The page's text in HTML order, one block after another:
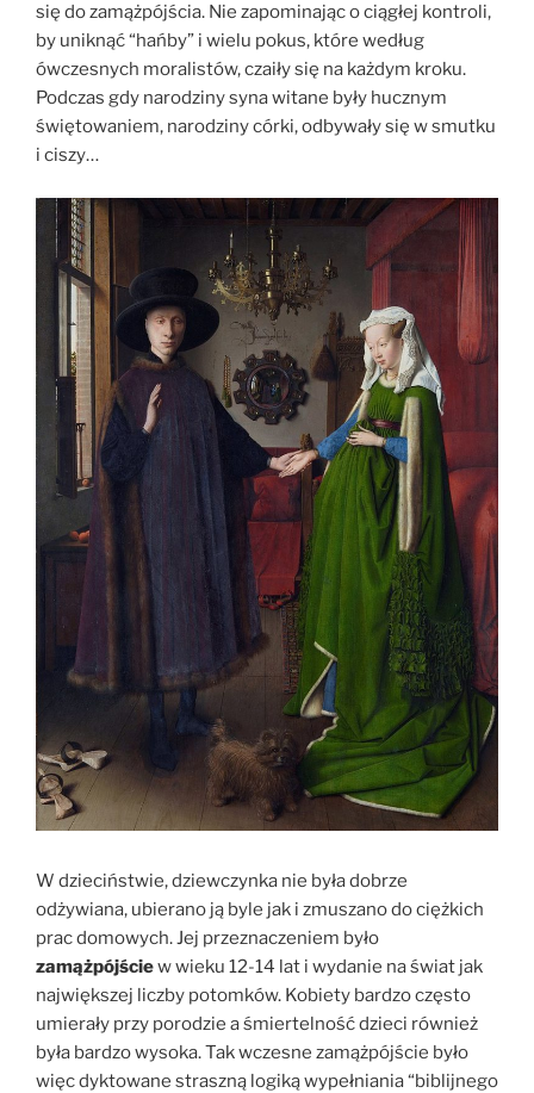
się do zamążpójścia. Nie zapominając o ciągłej kontroli,
by uniknąć “hańby” i wielu pokus, które według
ówczesnych moralistów, czaiły się na każdym kroku.
Podczas gdy narodziny syna witane były hucznym
świętowaniem, narodziny córki, odbywały się w smutku
i ciszy…
W dzieciństwie, dziewczynka nie była dobrze
odżywiana, ubierano ją byle jak i zmuszano do ciężkich
prac domowych. Jej przeznaczeniem było
zamążpójściew wieku 12-14 lat i wydanie na świat jak
największej liczby potomków. Kobiety bardzo często
umierały przy porodzie a śmiertelność dzieci również
była bardzo wysoka. Tak wczesne zamążpójście było
więc dyktowane straszną logiką wypełniania “biblijnego